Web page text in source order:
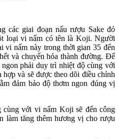
các giai đoạn nấu rượu Sake đó
loại vi nấm có tên là Koji. Người
vi nấm này trong thời gian 35 đến
và chuyển hóa thành đường. Để
phải duy trì nhiệt độ cùng với
và sẽ được theo dõi điều chỉnh
đảm bảo độ thơm ngon đúng vị
cùng với vi nấm Koji sẽ đến công
làm tăng thêm hương vị cho rượu